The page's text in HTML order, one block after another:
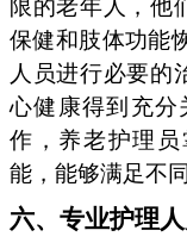
限的老年人，他
保健和肢体功能
人员进行必要的
心健康得到充分
作，养老护理
能，能够满足不
六、专业护理